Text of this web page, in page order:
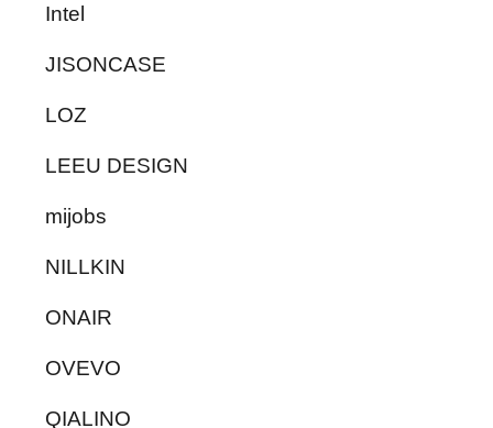
Intel
JISONCASE
LOZ
LEEU DESIGN
mijobs
NILLKIN
ONAIR
OVEVO
QIALINO